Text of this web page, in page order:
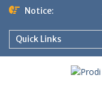
Skip
content
Notice:
Quick Links